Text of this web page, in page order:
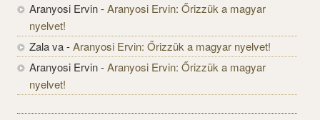
Aranyosi Ervin-Aranyosi Ervin: Őrizzük a magyar
nyelvet!
Zala va-Aranyosi Ervin: Őrizzük a magyar nyelvet!
Aranyosi Ervin-Aranyosi Ervin: Őrizzük a magyar
nyelvet!